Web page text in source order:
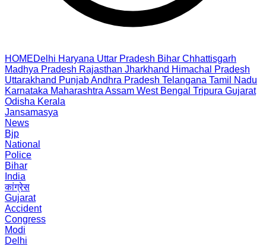
HOMEDelhi Haryana Uttar Pradesh Bihar Chhattisgarh
Madhya Pradesh Rajasthan Jharkhand Himachal Pradesh
Uttarakhand PunjabAndhra Pradesh Telangana Tamil Nadu
Karnataka Maharashtra Assam West Bengal Tripura Gujarat
Odisha Kerala
Jansamasya
News
Bjp
National
Police
Bihar
India
कांग्रेस
Gujarat
Accident
Congress
Modi
Delhi